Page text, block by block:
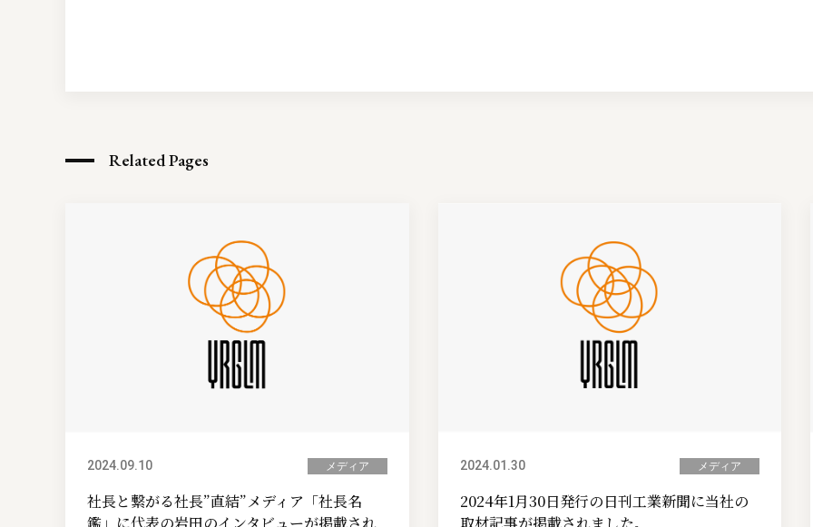
Related Pages
2024.09.10 メディア
社長と繋がる社長”直結”メディア「社長名
鑑」に代表の岩田のインタビューが掲載され
2024.01.30 メディア
2024年1月30日発行の日刊工業新聞に当社の
取材記事が掲載されました。